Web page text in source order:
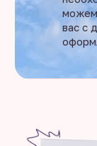
можем
вас с